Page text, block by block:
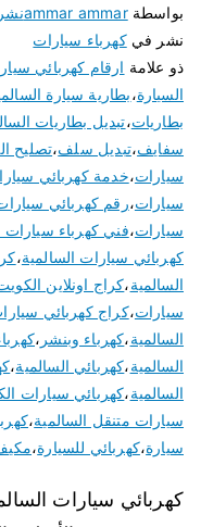
بواسطةammar ammar
نشر فيكهرباء سيارات
ذو علامة ارقام كهربائي
السيارة،بطارية سيارة
بطاريات،تبديل بطاريات
سفايف،تبديل سلف،تصليح
سيارات،خدمة كهربائي
سيارات،رقم كهربائي
سيارات،فني كهرباء سيارات
كهربائي سيارات السالمية،
السالمية،كراج اونلاين
سيارات،كراج كهربائي
السالمية،كهرباء وبنشر ،
السالمية،كهربائي السالمية،
السالمية،كهربائي سيارات
سيارات متنقل السالمية،
سيارة،كهربائي للسيارة،
كهربائي سيارات